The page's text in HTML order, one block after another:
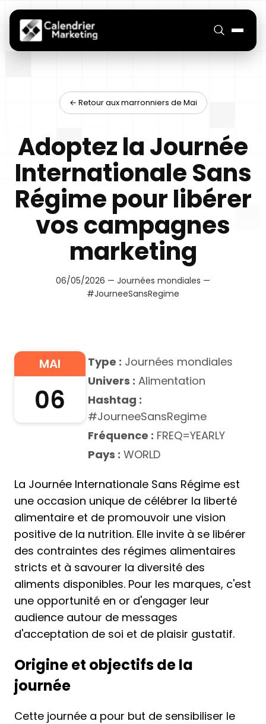
← Retour aux marronniers de Mai
Adoptez la Journée
Internationale Sans
Régime pour libérer
vos campagnes
marketing
06/05/2026 — Journées mondiales —
#JourneeSansRegime
MAI
06
Type : Journées mondiales
Univers : Alimentation
Hashtag :
#JourneeSansRegime
Fréquence : FREQ=YEARLY
Pays : WORLD
La Journée Internationale Sans Régime est
une occasion unique de célébrer la liberté
alimentaire et de promouvoir une vision
positive de la nutrition. Elle invite à se libérer
des contraintes des régimes alimentaires
stricts et à savourer la diversité des
aliments disponibles. Pour les marques, c'est
une opportunité en or d'engager leur
audience autour de messages
d'acceptation de soi et de plaisir gustatif.
Origine et objectifs de la
journée
Cette journée a pour but de sensibiliser le